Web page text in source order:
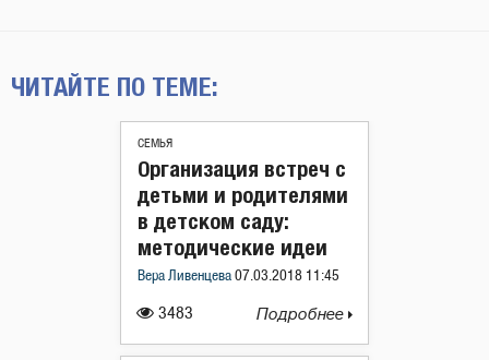
ЧИТАЙТЕ ПО ТЕМЕ:
СЕМЬЯ
3483
Организация встреч с
детьми и родителями
в детском саду:
методические идеи
Вера Ливенцева 07.03.2018 11:45
Подробнее